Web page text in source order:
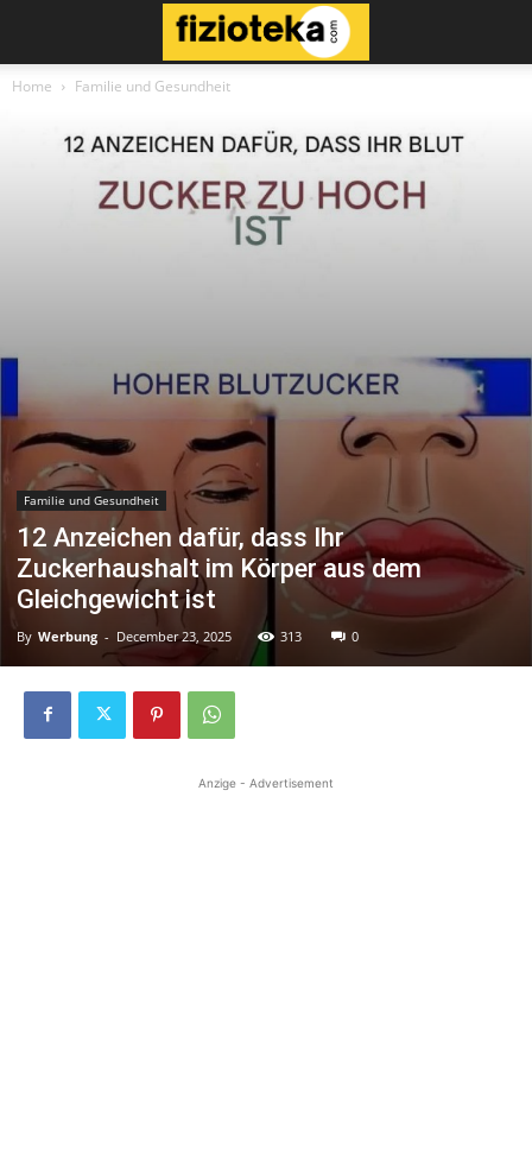
Home Familie und Gesundheit
Familie und Gesundheit
12 Anzeichen dafür, dass Ihr
Zuckerhaushalt im Körper aus dem
Gleichgewicht ist
By Werbung - December 23, 2025 313 0
Anzige - Advertisement